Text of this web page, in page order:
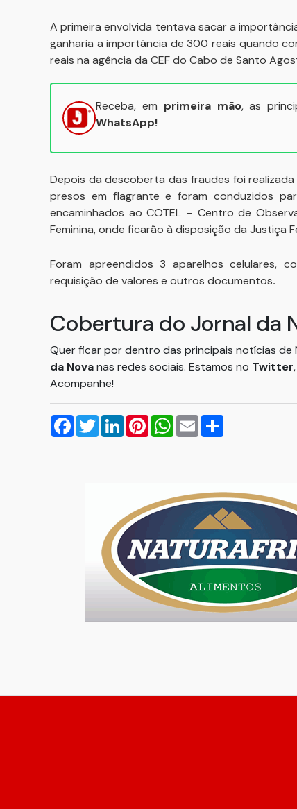
A primeira envolvida tentava sacar a
ganharia a importância de 300 reais quando
reais na agência da CEF do Cabo de Santo
Receba, em primeira mão, as
WhatsApp!
Depois da descoberta das fraudes foi
presos em flagrante e foram conduzidos
encaminhados ao COTEL – Centro de
Feminina, onde ficarão à disposição da Justiça
Foram apreendidos 3 aparelhos celulares,
requisição de valores e outros documentos.
Cobertura do Jornal da
Quer ficar por dentro das principais notícias de
da Novanas redes sociais. Estamos no Twitter
Acompanhe!
Facebook
TwitterLinkedInPinterestWhatsApp
Email